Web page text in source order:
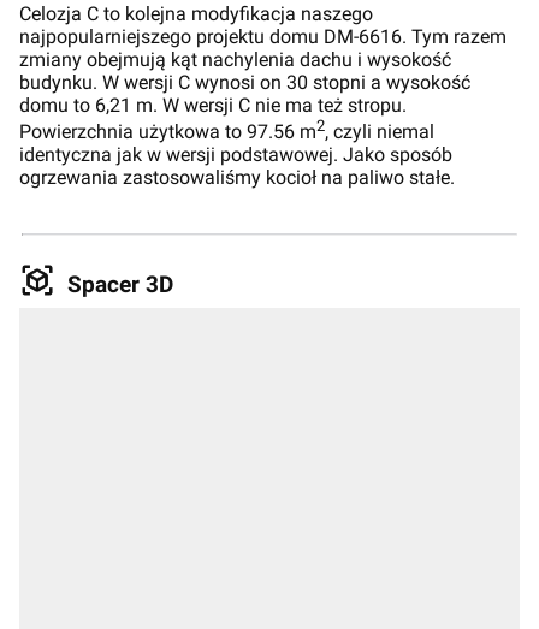
Celozja C to kolejna modyfikacja naszego
najpopularniejszego projektu domu DM-6616. Tym razem
zmiany obejmują kąt nachylenia dachu i wysokość
budynku. W wersji C wynosi on 30 stopni a wysokość
domu to 6,21 m. W wersji C nie ma też stropu.
Powierzchnia użytkowa to 97.56 m2, czyli niemal
identyczna jak w wersji podstawowej. Jako sposób
ogrzewania zastosowaliśmy kocioł na paliwo stałe.
Spacer 3D